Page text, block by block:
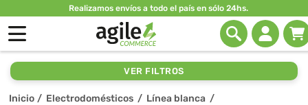
Realizamos envíos a todo el país en sólo 24hs.
VER FILTROS
Inicio / Electrodomésticos / Línea blanca /